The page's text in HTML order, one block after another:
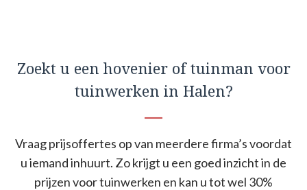
Zoekt u een hovenier of tuinman voor
tuinwerken in Halen?
Vraag prijsoffertes op van meerdere firma’s voordat
u iemand inhuurt. Zo krijgt u een goed inzicht in de
prijzen voor tuinwerken en kan u tot wel 30%